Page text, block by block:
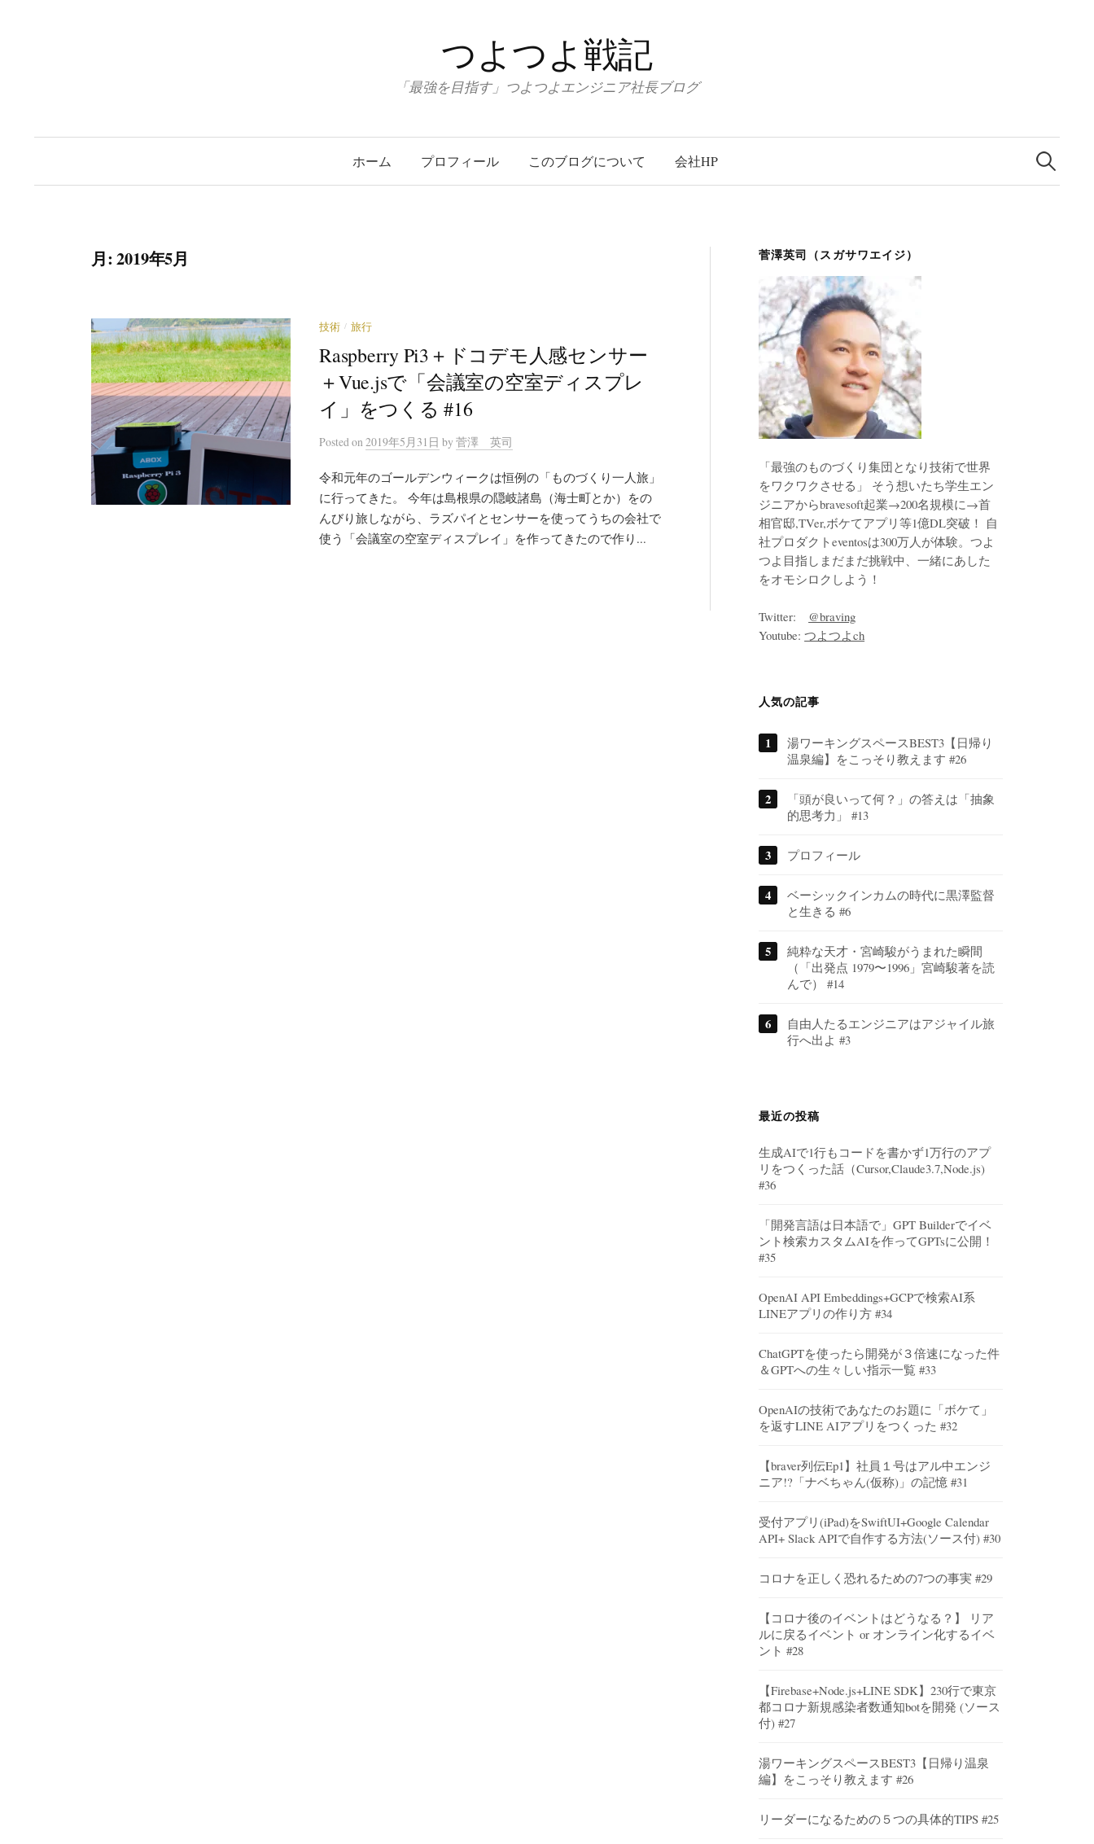
つよつよ戦記
「最強を目指す」つよつよエンジニア社長ブログ
ホーム プロフィール このブログについて 会社HP
検
索:
月:2019年5月
技術 / 旅行
Raspberry Pi3＋ドコデモ人感センサー
＋Vue.jsで「会議室の空室ディスプレ
イ」をつくる #16
Postedon 2019年5月31日 by 菅澤 英司
令和元年のゴールデンウィークは恒例の「ものづくり一人旅」
に行ってきた。 今年は島根県の隠岐諸島（海士町とか）をの
んびり旅しながら、ラズパイとセンサーを使ってうちの会社で
使う「会議室の空室ディスプレイ」を作ってきたので作り...
菅澤英司（スガサワエイジ）
「最強のものづくり集団となり技術で世界
をワクワクさせる」 そう想いたち学生エン
ジニアからbravesoft起業→200名規模に→首
相官邸,TVer,ボケてアプリ等1億DL突破！ 自
社プロダクトeventosは300万人が体験。つよ
つよ目指しまだまだ挑戦中、一緒にあした
をオモシロクしよう！
Twitter: @braving
Youtube:つよつよch
人気の記事
湯ワーキングスペースBEST3【日帰り
温泉編】をこっそり教えます #26
「頭が良いって何？」の答えは「抽象
的思考力」 #13
プロフィール
ベーシックインカムの時代に黒澤監督
と生きる #6
純粋な天才・宮崎駿がうまれた瞬間
（「出発点 1979〜1996」宮崎駿著を読
んで） #14
自由人たるエンジニアはアジャイル旅
行へ出よ #3
最近の投稿
生成AIで1行もコードを書かず1万行のアプ
リをつくった話（Cursor,Claude3.7,Node.js)
#36
「開発言語は日本語で」GPT Builderでイベ
ント検索カスタムAIを作ってGPTsに公開！
#35
OpenAI API Embeddings+GCPで検索AI系
LINEアプリの作り方 #34
ChatGPTを使ったら開発が３倍速になった件
＆GPTへの生々しい指示一覧 #33
OpenAIの技術であなたのお題に「ボケて」
を返すLINE AIアプリをつくった #32
【braver列伝Ep1】社員１号はアル中エンジ
ニア!?「ナベちゃん(仮称)」の記憶 #31
受付アプリ(iPad)をSwiftUI+Google Calendar
API+ Slack APIで自作する方法(ソース付) #30
コロナを正しく恐れるための7つの事実 #29
【コロナ後のイベントはどうなる？】 リア
ルに戻るイベント or オンライン化するイベ
ント #28
【Firebase+Node.js+LINE SDK】230行で東京
都コロナ新規感染者数通知botを開発 (ソース
付) #27
湯ワーキングスペースBEST3【日帰り温泉
編】をこっそり教えます #26
リーダーになるための５つの具体的TIPS #25